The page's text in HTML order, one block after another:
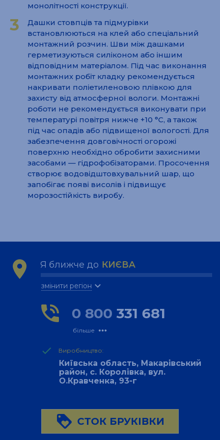
монолітності конструкції.
3
Дашки стовпців та підмурівки
встановлюються на клей або спеціальний
монтажний розчин. Шви між дашками
герметизуються силіконом або іншим
відповідним матеріалом. Під час виконання
монтажних робіт кладку рекомендується
накривати поліетиленовою плівкою для
захисту від атмосферної вологи. Монтажні
роботи не рекомендується виконувати при
температурі повітря нижче +10 °C, а також
під час опадів або підвищеної вологості. Для
забезпечення довговічності огорожі
поверхню необхідно обробити захисними
засобами — гідрофобізаторами. Просочення
створює водовідштовхувальний шар, що
запобігає появі висолів і підвищує
морозостійкість виробу.
location_on Я ближче до КИЄВА
змінити регіон expand_more
phone_in_talk 0 800 331 681
більше more_horiz
done
Виробництво:
Київська область, Макарівський
район, с. Королівка, вул.
О.Кравченка, 93-г
loyalty СТОК БРУКІВКИ